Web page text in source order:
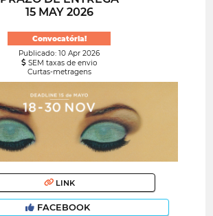
15 MAY 2026
Convocatória!
Publicado: 10 Apr 2026
SEM taxas de envio
Curtas-metragens
LINK
FACEBOOK